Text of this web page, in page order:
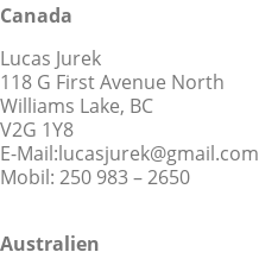
Canada
Lucas Jurek
118 G First Avenue North
Williams Lake, BC
V2G 1Y8
E-Mail:lucasjurek@gmail.com
Mobil: 250 983 – 2650
Australien